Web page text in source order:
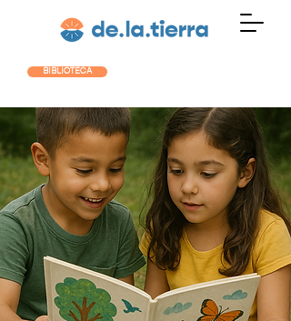
BIBLIOTECA